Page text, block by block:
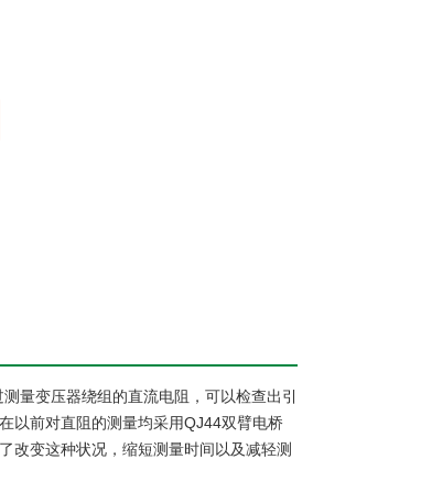
量变压器绕组的直流电阻，可以检查出引
以前对直阻的测量均采用QJ44双臂电桥
改变这种状况，缩短测量时间以及减轻测